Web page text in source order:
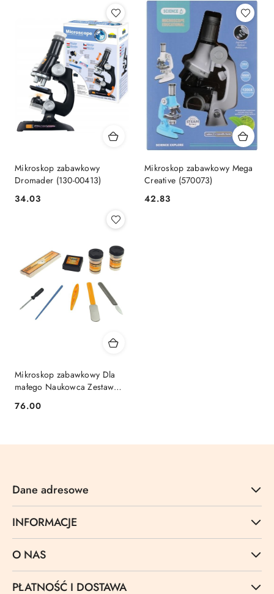
Mikroskop zabawkowy
Dromader (130-00413)
Cena:
34.03
Mikroskop zabawkowy Mega
Creative (570073)
Cena:
42.83
Mikroskop zabawkowy Dla
małego Naukowca Zestaw
Cena:
76.00
Dane adresowe
INFORMACJE
O NAS
PŁATNOŚĆ I DOSTAWA